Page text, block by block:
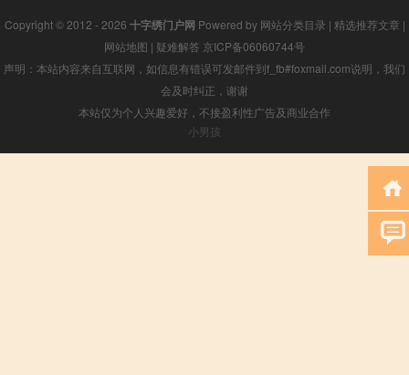
Copyright © 2012 - 2026 十字绣门户网 Powered by 网站分类目录 | 精选推荐文章 |
网站地图 | 疑难解答 京ICP备06060744号
声明：本站内容来自互联网，如信息有错误可发邮件到f_fb#foxmail.com说明，我们
会及时纠正，谢谢
本站仅为个人兴趣爱好，不接盈利性广告及商业合作
小男孩